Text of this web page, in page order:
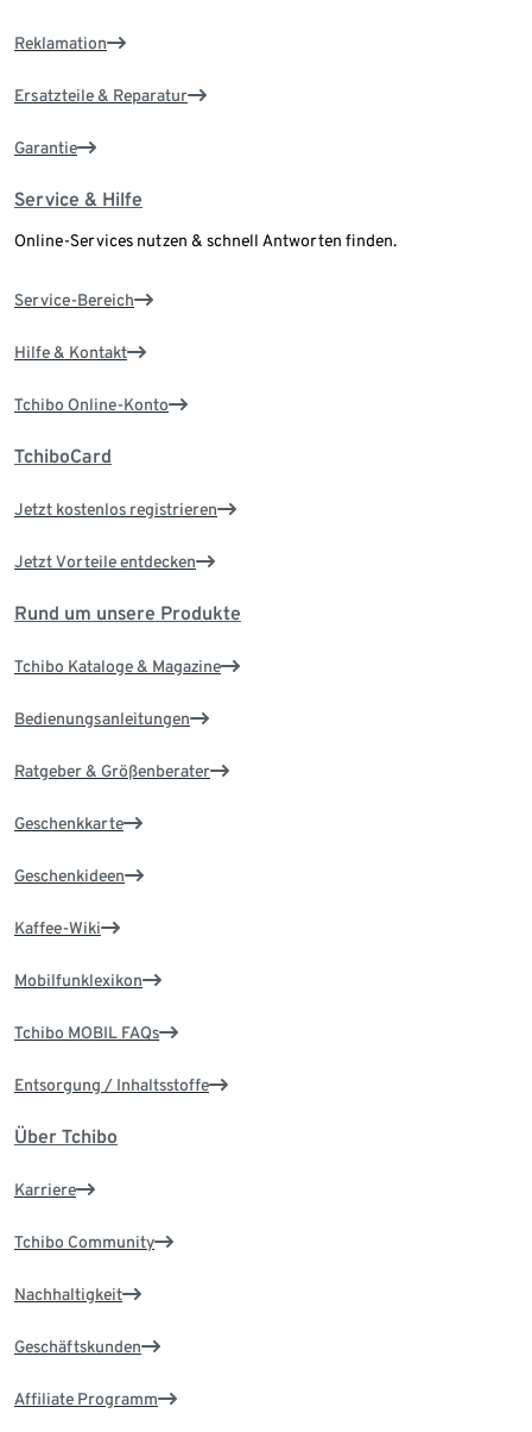
Reklamation
Ersatzteile & Reparatur
Garantie
Service & Hilfe
Online-Services nutzen & schnell Antworten finden.
Service-Bereich
Hilfe & Kontakt
Tchibo Online-Konto
TchiboCard
Jetzt kostenlos registrieren
Jetzt Vorteile entdecken
Rund um unsere Produkte
Tchibo Kataloge & Magazine
Bedienungsanleitungen
Ratgeber & Größenberater
Geschenkkarte
Geschenkideen
Kaffee-Wiki
Mobilfunklexikon
Tchibo MOBIL FAQs
Entsorgung / Inhaltsstoffe
Über Tchibo
Karriere
Tchibo Community
Nachhaltigkeit
Geschäftskunden
Affiliate Programm